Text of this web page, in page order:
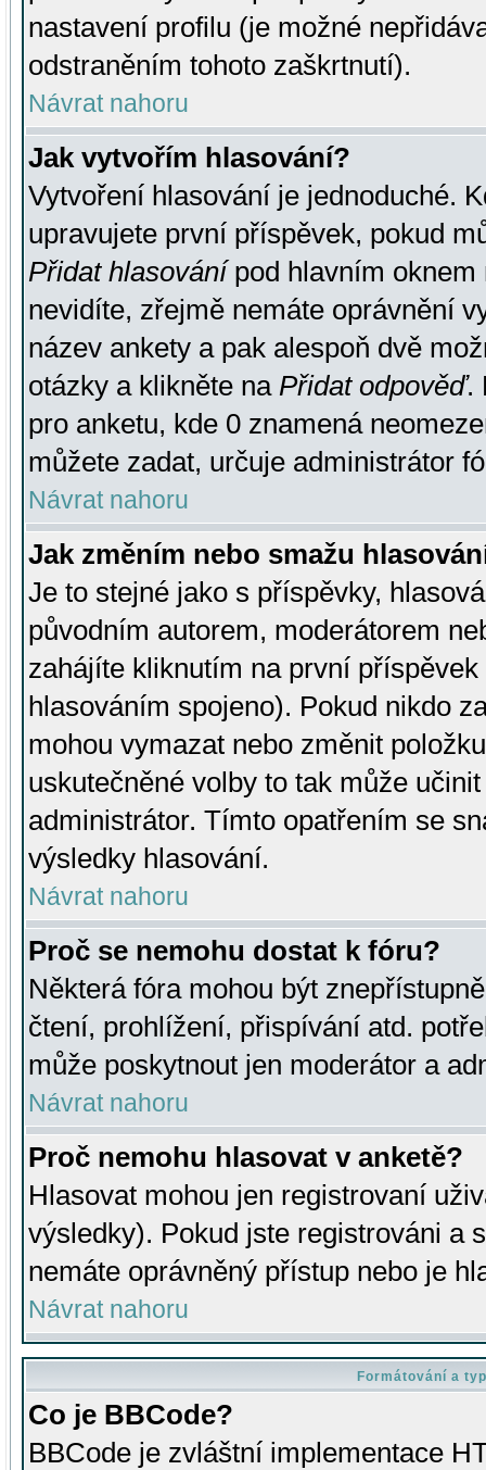
nastavení profilu (je možné
odstraněním tohoto zaškrtnutí).
Návrat nahoru
Jak vytvořím hlasování?
Vytvoření hlasování je jednoduché.
upravujete první příspěvek, pokud
Přidat hlasovánípod hlavním oknem
nevidíte, zřejmě nemáte oprávnění
název ankety a pak alespoň dvě
otázky a klikněte na Přidat odpověď.
pro anketu, kde 0 znamená
můžete zadat, určuje administrátor
Návrat nahoru
Jak změním nebo smažu
Je to stejné jako s příspěvky,
původním autorem, moderátorem
zahájíte kliknutím na první
hlasováním spojeno). Pokud nikdo
mohou vymazat nebo změnit
uskutečněné volby to tak může
administrátor. Tímto opatřením se
výsledky hlasování.
Návrat nahoru
Proč se nemohu dostat k fóru?
Některá fóra mohou být
čtení, prohlížení, přispívání atd.
může poskytnout jen moderátor a
Návrat nahoru
Proč nemohu hlasovat v anketě?
Hlasovat mohou jen registrovaní
výsledky). Pokud jste registrováni a
nemáte oprávněný přístup nebo je
Návrat nahoru
Formátování a
Co je BBCode?
BBCode je zvláštní implementace